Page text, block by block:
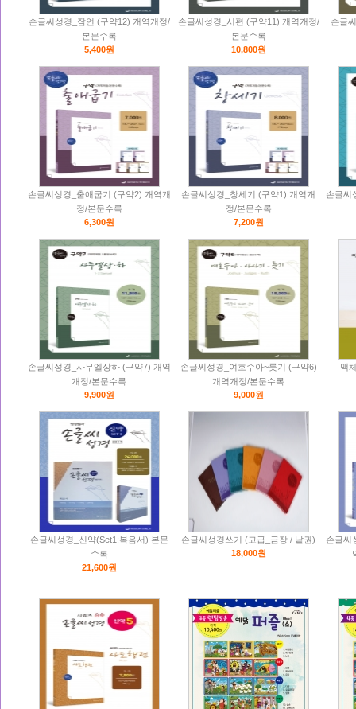
손글씨성경_잠언 (구약12) 개역개정/
본문수록
5,400원
손글씨성경_시편 (구약11) 개역개정/
본문수록
10,800원
손글
손글씨성경_출애굽기 (구약2) 개역개
정/본문수록
6,300원
손글씨성경_창세기 (구약1) 개역개
정/본문수록
7,200원
손글씨
손글씨성경_사무엘상하 (구약7) 개역
개정/본문수록
9,900원
손글씨성경_여호수아~룻기 (구약6)
개역개정/본문수록
9,000원
맥
손글씨성경_신약(Set1:복음서) 본문
수록
21,600원
손글씨성경쓰기 (고급_금장 / 낱권)
18,000원
손글씨